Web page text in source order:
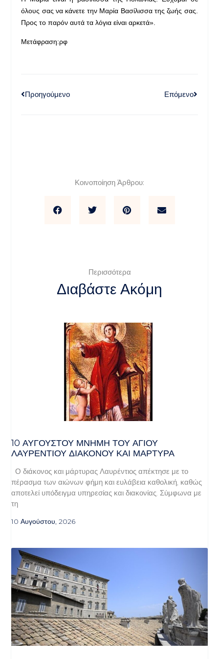
όλους σας να κάνετε την Μαρία Βασίλισσα της ζωής σας.
Προς το παρόν αυτά τα λόγια είναι αρκετά».
Μετάφραση:ρφ
Προηγούμενο Επόμενο
Κοινοποίηση Άρθρου:
Περισσότερα
Διαβάστε Ακόμη
10 ΑΥΓΟΥΣΤΟΥ ΜΝΗΜΗ ΤΟΥ ΑΓΙΟΥ
ΛΑΥΡΕΝΤΙΟΥ ΔΙΑΚΟΝΟΥ ΚΑΙ ΜΑΡΤΥΡΑ
Ο διάκονος και μάρτυρας Λαυρέντιος απέκτησε με το
πέρασμα των αιώνων φήμη και ευλάβεια καθολική, καθώς
αποτελεί υπόδειγμα υπηρεσίας και διακονίας. Σύμφωνα με
τη
10 Αυγούστου, 2026